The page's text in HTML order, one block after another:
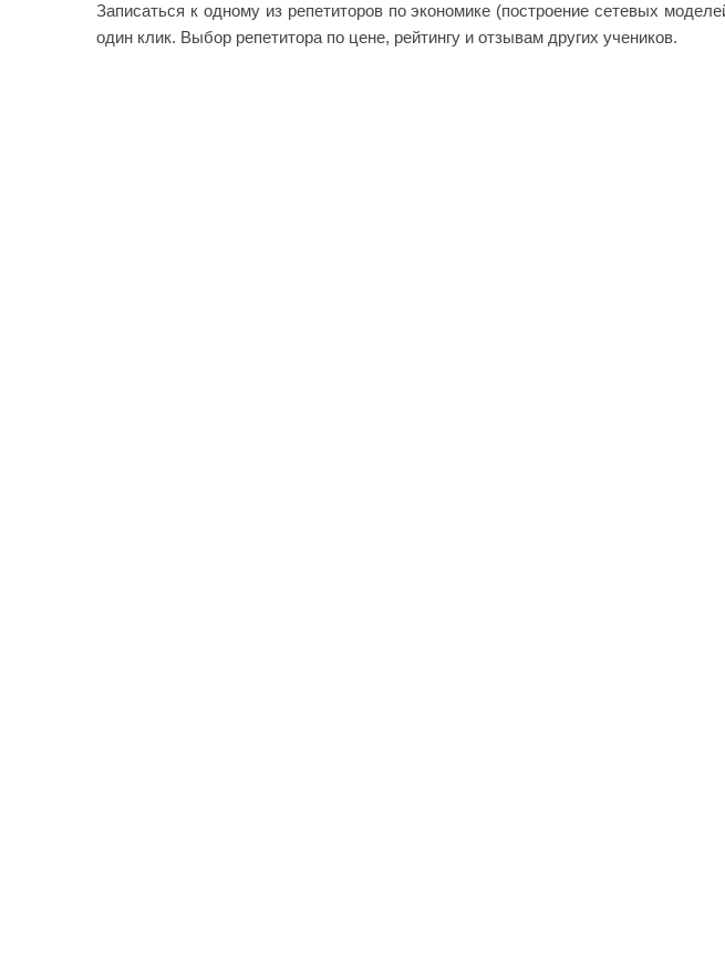
Записаться к одному из репетиторов по экономике (построение сетевых
один клик. Выбор репетитора по цене, рейтингу и отзывам других учеников.